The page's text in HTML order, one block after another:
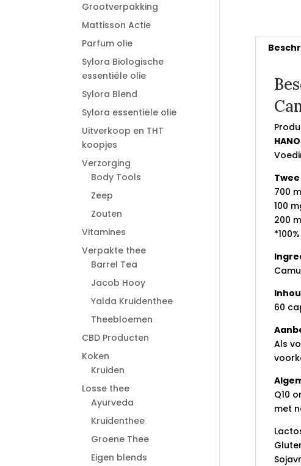
700
100
200
60
Als
Q10
met
Grootverpakking
Mattisson Actie
Parfum olie
Sylora Biologische
essentiële olie
Sylora Blend
Sylora essentiële olie
Uitverkoop en THT
koopjes
Verzorging
Body Tools
Zeep
Zouten
Vitamines
Verpakte thee
Barrel Tea
Jacob Hooy
Yalda Kruidenthee
Theebloemen
CBD Producten
Koken
Kruiden
Losse thee
Ayurveda
Kruidenthee
Groene Thee
Eigen blends